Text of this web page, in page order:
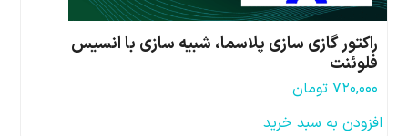
راکتور گازی سازی پلاسما، شبیه سازی با انسیس
فلوئنت
۷۲۰,۰۰۰ تومان
افزودن به سبد خرید